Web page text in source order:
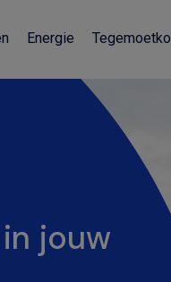
Energie
jouw